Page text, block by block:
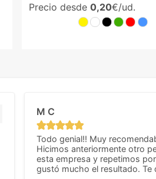
Precio desde 0,20€/ud.
M C
Todo genial!! Muy
Hicimos anteriormente otro
esta empresa y repetimos
gustó mucho el resultado. Te